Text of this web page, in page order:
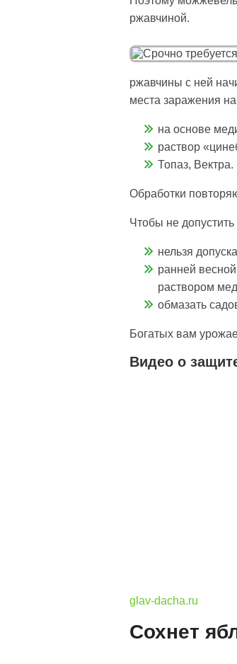
ржавчиной.
ржавчины с ней
места заражения
на основе
раствор
Топаз, Вектра.
Обработки
Чтобы не
нельзя
ранней
раствором
обмазать
Богатых вам
Видео о
glav-dacha.ru
Сохнет